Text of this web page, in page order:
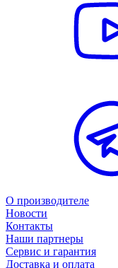
О производителе
Новости
Контакты
Наши партнеры
Сервис и гарантия
Доставка и оплата